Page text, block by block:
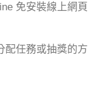
免安裝線上網頁
配任務或抽獎的方